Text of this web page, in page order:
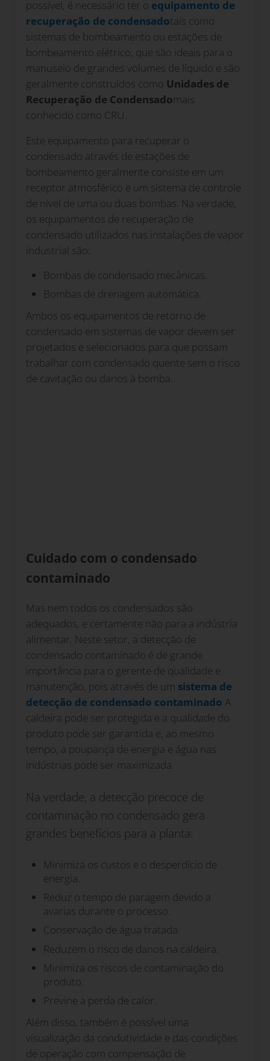
possível, é necessário ter o equipamento de
recuperação de condensadotais como
sistemas de bombeamento ou estações de
bombeamento elétrico, que são ideais para o
manuseio de grandes volumes de líquido e são
geralmente construídos como Unidades de
Recuperação de Condensadomais
conhecido como CRU.
Este equipamento para recuperar o
condensado através de estações de
bombeamento geralmente consiste em um
receptor atmosférico e um sistema de controle
de nível de uma ou duas bombas. Na verdade,
os equipamentos de recuperação de
condensado utilizados nas instalações de vapor
industrial são:
Bombas de condensado mecânicas.
Bombas de drenagem automática.
Ambos os equipamentos de retorno de
condensado em sistemas de vapor devem ser
projetados e selecionados para que possam
trabalhar com condensado quente sem o risco
de cavitação ou danos à bomba.
Cuidado com o condensado
contaminado
Mas nem todos os condensados são
adequados, e certamente não para a indústria
alimentar. Neste setor, a detecção de
condensado contaminado é de grande
importância para o gerente de qualidade e
manutenção, pois através de um sistema de
detecção de condensado contaminado A
caldeira pode ser protegida e a qualidade do
produto pode ser garantida e, ao mesmo
tempo, a poupança de energia e água nas
indústrias pode ser maximizada.
Na verdade, a detecção precoce de
contaminação no condensado gera
grandes benefícios para a planta:
Minimiza os custos e o desperdício de
energia.
Reduz o tempo de paragem devido a
avarias durante o processo.
Conservação de água tratada.
Reduzem o risco de danos na caldeira.
Minimiza os riscos de contaminação do
produto.
Previne a perda de calor.
Além disso, também é possível uma
visualização da condutividade e das condições
de operação com compensação de